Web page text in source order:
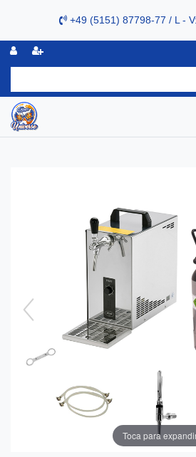
+49 (5151) 87798-77 / L -
Toca para